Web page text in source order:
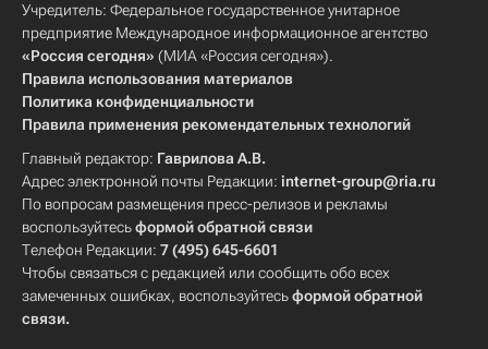
Учредитель: Федеральное государственное унитарное
предприятие Международное информационное агентство
«Россия сегодня» (МИА «Россия сегодня»).
Правила использования материалов
Политика конфиденциальности
Правила применения рекомендательных технологий
Главный редактор: Гаврилова А.В.
Адрес электронной почты Редакции: internet-group@ria.ru
По вопросам размещения пресс-релизов и рекламы
воспользуйтесьформой обратной связи
Телефон Редакции: 7 (495) 645-6601
Чтобы связаться с редакцией или сообщить обо всех
замеченных ошибках, воспользуйтесьформой обратной
связи.